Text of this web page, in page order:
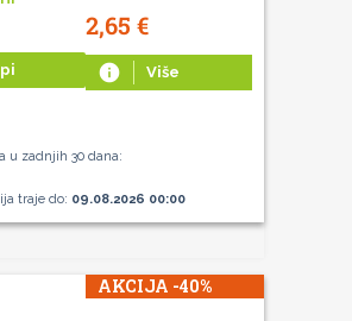
2,65 €
info Više
u zadnjih 30 dana:
traje do: 09.08.2026 00:00
AKCIJA -40%